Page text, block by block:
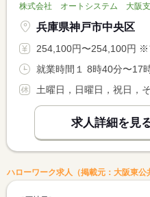
株式会社 オートシステム 大阪
兵庫県神戸市中央区
254,100円〜254,100円 ※フルタイム求人の場合は月額
就業時間１ 8時40分〜17
土曜日，日曜日，祝日，
求人詳細を見
ハローワーク求人（掲載元：大阪東公